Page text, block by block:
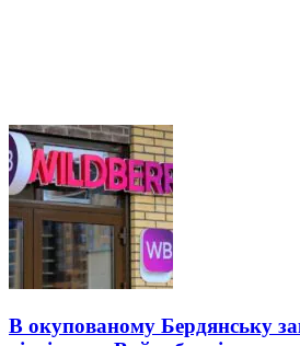
В окупованому Бердянську